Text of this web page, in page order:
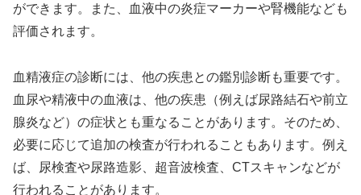
ができます。また、血液中の炎症マーカーや腎機能なども
評価されます。
血精液症の診断には、他の疾患との鑑別診断も重要です。
血尿や精液中の血液は、他の疾患（例えば尿路結石や前立
腺炎など）の症状とも重なることがあります。そのため、
必要に応じて追加の検査が行われることもあります。例え
ば、尿検査や尿路造影、超音波検査、CTスキャンなどが
行われることがあります。